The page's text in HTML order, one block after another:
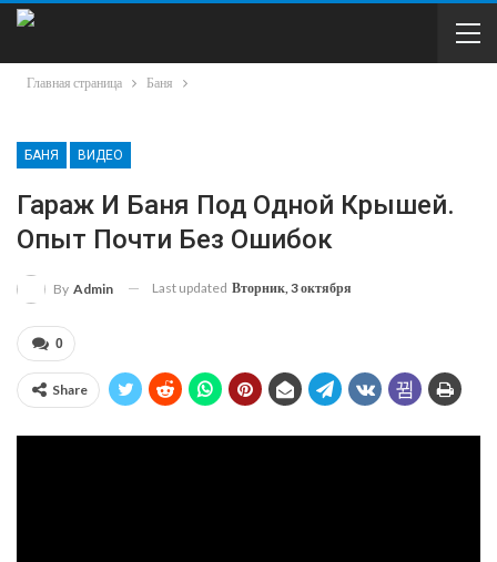
Главная страница Баня
БАНЯ ВИДЕО
Гараж И Баня Под Одной Крышей.
Опыт Почти Без Ошибок
By Admin Last updated Вторник, 3 октября
0
Share